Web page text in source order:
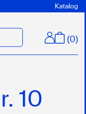
Katalog
(0)
10